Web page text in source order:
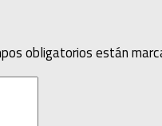
obligatorios están